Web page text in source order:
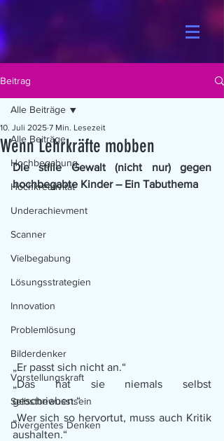
Beitrag
Alle Beiträge
Hochbegabung
Hochkreativität
Underachievment
Scanner
Vielbegabung
Lösungsstrategien
Innovation
Problemlösung
Bilderdenker
Vorstellungskraft
Selbstbewusstsein
Divergentes Denken
Alle Beiträge
Wenn Lehrkräfte mobben
10. Juli 2025 7 Min. Lesezeit
Die stille Gewalt (nicht nur) gegen
hochbegabte Kinder – Ein Tabuthema
„Er passt sich nicht an.“
„Das hat sie niemals selbst
geschrieben.“
„Wer sich so hervortut, muss auch Kritik
aushalten.“